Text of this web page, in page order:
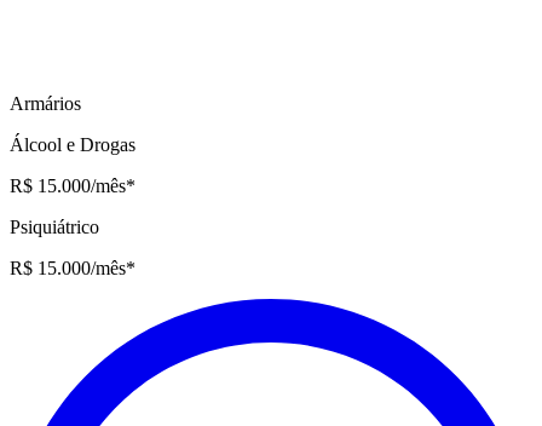
Armários
Álcool e Drogas
R$ 15.000/mês*
Psiquiátrico
R$ 15.000/mês*